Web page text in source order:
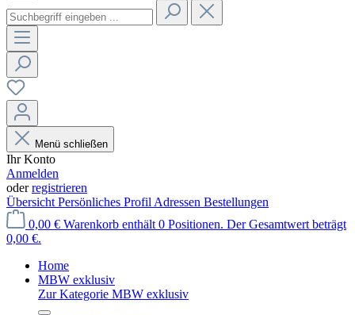
Menü schließen
Ihr Konto
Anmelden
oderregistrieren
Übersicht Persönliches Profil Adressen Bestellungen
0,00 € Warenkorb enthält 0 Positionen. Der Gesamtwert beträgt
0,00 €.
Home
MBW exklusiv
Zur Kategorie MBW exklusiv